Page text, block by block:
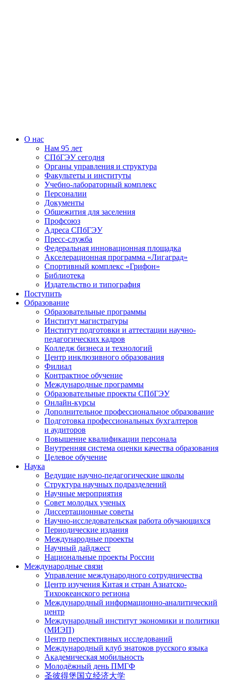
О нас
Нам 95 лет
СПбГЭУ сегодня
Органы управления и структура
Факультеты и институты
Учебно-лабораторный комплекс
Персоналии
Документы
Общежития для заселения
Профсоюз
Адреса СПбГЭУ
Пресс-служба
Федеральная инновационная площадка
Акселерационная программа «Лигаград»­­
Спортивный комплекс «Грифон»
Библиотека
Издательство и типография
Поступить
Образование
Образовательные программы
Институт магистратуры
Институт подготовки и аттестации научно-
педагогических кадров
Колледж бизнеса и технологий
Центр инклюзивного образования
Филиал
Контрактное обучение
Международные программы
Образовательные проекты СПбГЭУ
Онлайн-курсы
Дополнительное профессиональное образование
Подготовка профессиональных бухгалтеров
и аудиторов
Повышение квалификации персонала
Внутренняя система оценки качества образования
Целевое обучение
Наука
Ведущие научно-педагогические школы
Структура научных подразделений
Научные мероприятия
Совет молодых ученых
Диссертационные советы
Научно-исследовательская работа обучающихся
Периодические издания
Международные проекты
Научный дайджест
Национальные проекты России
Международные связи
Управление международного сотрудничества
Центр изучения Китая и стран Азиатско-
Тихоокеанского региона
Международный информационно-аналитический
центр
Международный институт экономики и политики
(МИЭП)
Центр перспективных исследований
Международный клуб знатоков русского языка
Академическая мобильность
Молодёжный день ПМГФ
圣彼得堡国立经济大学